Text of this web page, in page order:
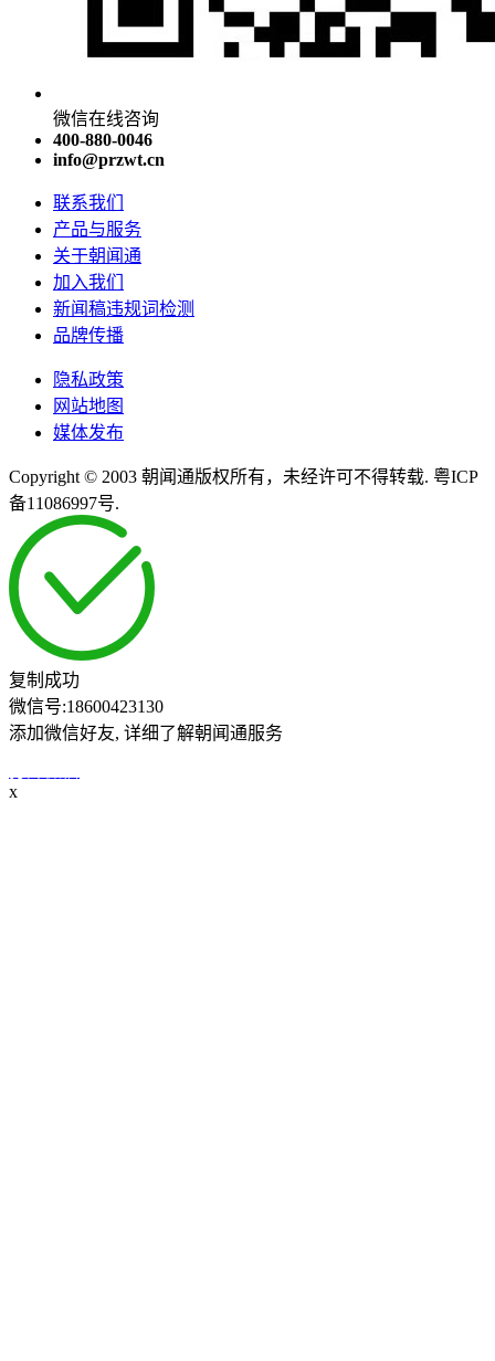
微信在线咨询
400-880-0046
info@przwt.cn
联系我们
产品与服务
关于朝闻通
加入我们
新闻稿违规词检测
品牌传播
隐私政策
网站地图
媒体发布
Copyright © 2003 朝闻通版权所有，未经许可不得转载. 粤ICP
备11086997号.
复制成功
微信号:18600423130
添加微信好友, 详细了解朝闻通服务
x